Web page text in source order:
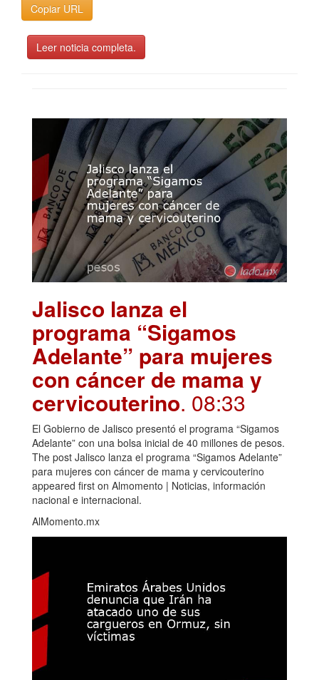
Copiar URL
Leer noticia completa.
Jalisco lanza el
programa “Sigamos
Adelante” para mujeres
con cáncer de mama y
cervicouterino. 08:33
El Gobierno de Jalisco presentó el programa “Sigamos
Adelante” con una bolsa inicial de 40 millones de pesos.
The post Jalisco lanza el programa “Sigamos Adelante”
para mujeres con cáncer de mama y cervicouterino
appeared first on Almomento | Noticias, información
nacional e internacional.
AlMomento.mx